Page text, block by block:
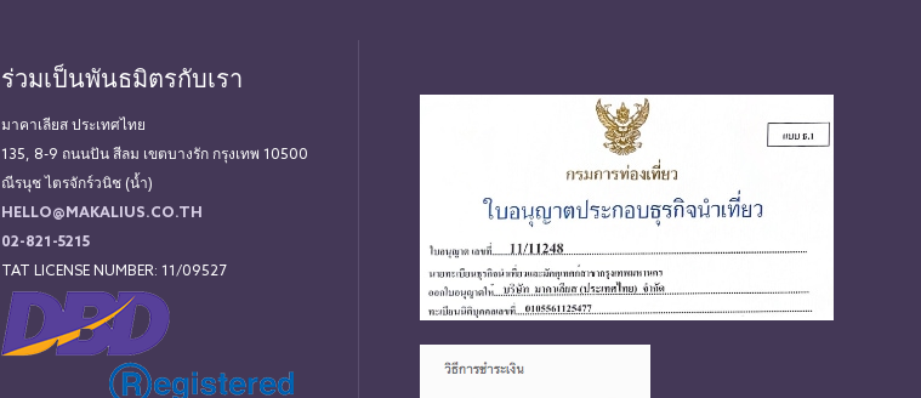
ร่วมเป็นพันธมิตรกับเรา
มาคาเลียส ประเทศไทย
135, 8-9 ถนนปัน สีลม เขตบางรัก กรุงเทพ 10500
ณีรนุช ไตรจักร์วนิช (น้ำ)
HELLO@MAKALIUS.CO.TH
02-821-5215
TAT LICENSE NUMBER: 11/09527